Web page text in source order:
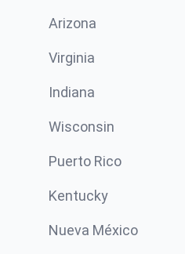
Arizona
Virginia
Indiana
Wisconsin
Puerto Rico
Kentucky
Nueva México